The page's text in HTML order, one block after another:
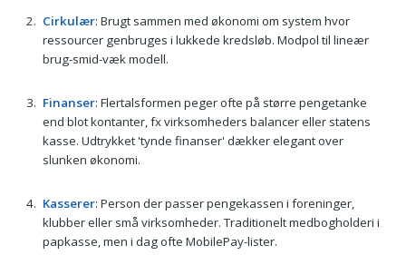
Cirkulær: Brugt sammen med økonomi om system hvor
ressourcer genbruges i lukkede kredsløb. Modpol til lineær
brug-smid-væk modell.
Finanser: Flertalsformen peger ofte på større pengetanke
end blot kontanter, fx virksomheders balancer eller statens
kasse. Udtrykket 'tynde finanser' dækker elegant over
slunken økonomi.
Kasserer: Person der passer pengekassen i foreninger,
klubber eller små virksomheder. Traditionelt medbogholderi i
papkasse, men i dag ofte MobilePay-lister.